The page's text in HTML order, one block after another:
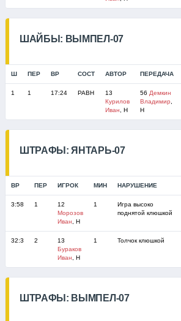
ШАЙБЫ: ВЫМПЕЛ-07
Ш ПЕР ВР СОСТ АВТОР ПЕРЕДАЧА
1 1 17:24 РАВН
13
Курилов
Иван , Н
56 Демкин
Владимир
Н
ШТРАФЫ: ЯНТАРЬ-07
ВР ПЕР ИГРОК МИН НАРУШЕНИЕ
3:58 1
12
Морозов
Иван , Н
1
Игра высоко
поднятой клюшкой
32:3 2
13
Бураков
Иван , Н
1 Толчок клюшкой
ШТРАФЫ: ВЫМПЕЛ-07